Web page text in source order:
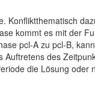
Konfliktthematisch
kommt es mit der
pcl-A zu pcl-B,
des
die Lösung oder